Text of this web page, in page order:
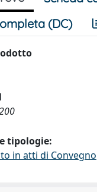
(DC)
tipologie:
in atti di Convegno